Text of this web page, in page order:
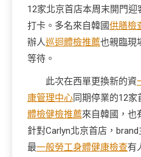
12家北京首店本周末開門
打卡。多名來自韓國供膳檢
辦人巡迴體檢推薦也親臨現
等待。
此次在西單更換新的資
康管理中心同期停業的12家
體檢健檢推薦來自韓國，也
針對Carlyn北京首店，
最一般勞工身體健康檢查有